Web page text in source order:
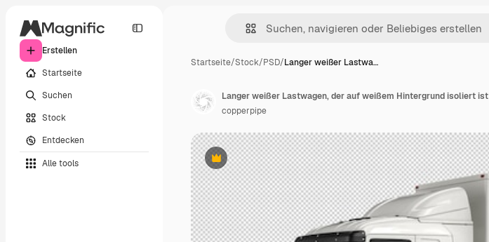
Erstellen
Startseite
Suchen
Stock
Entdecken
Alle tools
Startseite/Stock/PSD/Langer weißer Lastwa…
Premium
Langer weißer Lastwagen, der auf weißem Hintergrund isoliert ist
copperpipe